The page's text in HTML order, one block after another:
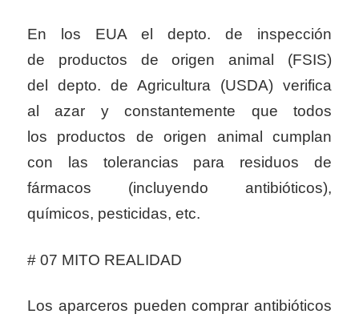
En los EUA el depto. de inspección
de productos de origen animal (FSIS)
del depto. de Agricultura (USDA) verifica
al azar y constantemente que todos
los productos de origen animal cumplan
con las tolerancias para residuos de
fármacos (incluyendo antibióticos),
químicos, pesticidas, etc.
# 07 MITO REALIDAD
Los aparceros pueden comprar antibióticos